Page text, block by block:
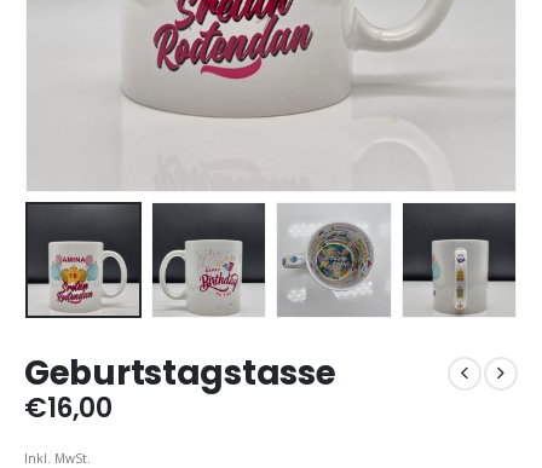
Geburtstagstasse
€16,00
Inkl. MwSt.